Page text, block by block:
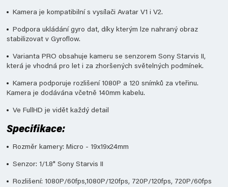
Kamera je kompatibilní s vysílači Avatar V1 i V2.
Podpora ukládání gyro dat, díky kterým lze nahraný obraz
stabilizovat v Gyroflow.
Varianta PRO obsahuje kameru se senzorem Sony Starvis II,
která je vhodná pro let i za zhoršených světelných podmínek.
Kamera podporuje rozlišení 1080P a 120 snímků za vteřinu.
Kamera je dodávána včetně 140mm kabelu.
Ve FullHD je vidět každý detail
Specifikace:
Rozměr kamery: Micro - 19x19x24mm
Senzor: 1/1.8" Sony Starvis II
Rozlišení: 1080P/60fps,1080P/120fps, 720P/120fps, 720P/60fps